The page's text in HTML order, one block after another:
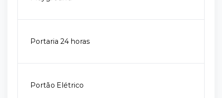
Portaria 24 horas
Portão Elétrico